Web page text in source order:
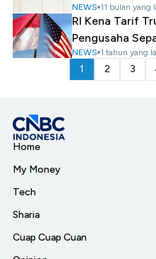
NEWS 11 bulan yang
RI Kena Tarif
Pengusaha
NEWS 1 tahun yang
1 2 3
Home
My Money
Tech
Sharia
Cuap Cuap Cuan